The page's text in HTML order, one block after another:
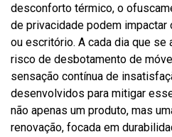
desconforto térmico, o
de privacidade podem
ou escritório. A cada dia que se
risco de desbotamento de
sensação contínua de
desenvolvidos para mitigar
não apenas um produto, mas
renovação, focada em